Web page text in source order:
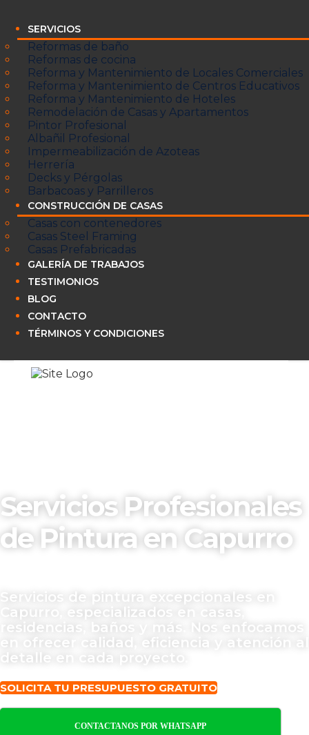
SERVICIOS
Reformas de baño
Reformas de cocina
Reforma y Mantenimiento de Locales Comerciales
Reforma y Mantenimiento de Centros Educativos
Reforma y Mantenimiento de Hoteles
Remodelación de Casas y Apartamentos
Pintor Profesional
Albañil Profesional
Impermeabilización de Azoteas
Herrería
Decks y Pérgolas
Barbacoas y Parrilleros
CONSTRUCCIÓN DE CASAS
Casas con contenedores
Casas Steel Framing
Casas Prefabricadas
GALERÍA DE TRABAJOS
TESTIMONIOS
BLOG
CONTACTO
TÉRMINOS Y CONDICIONES
Servicios Profesionales
de Pintura en Capurro
Servicios de pintura excepcionales en
Capurro, especializados en casas,
residencias, baños y más. Nos enfocamos
en ofrecer calidad, eficiencia y atención al
detalle en cada proyecto.
SOLICITA TU PRESUPUESTO GRATUITO
CONTACTANOS POR WHATSAPP